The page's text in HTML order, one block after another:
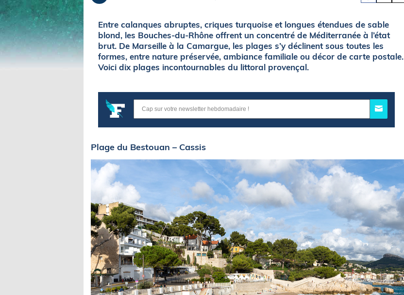
Entre calanques abruptes, criques turquoise et longues étendues de sable
blond, les Bouches-du-Rhône offrent un concentré de Méditerranée à l’état
brut. De Marseille à la Camargue, les plages s’y déclinent sous toutes les
formes, entre nature préservée, ambiance familiale ou décor de carte postale.
Voici dix plages incontournables du littoral provençal.
Plage du Bestouan – Cassis